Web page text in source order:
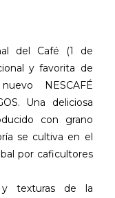
del Café (1 de
y favorita de
NESCAFÉ
Una deliciosa
con grano
se cultiva en el
por caficultores
y texturas de la